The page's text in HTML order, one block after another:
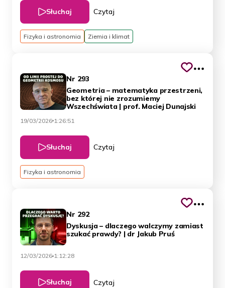
Słuchaj Czytaj
Fizyka i astronomia Ziemia i klimat
Nr 293
Geometria – matematyka przestrzeni,
bez której nie zrozumiemy
Wszechświata | prof. Maciej Dunajski
19/03/2026 1:26:51
Słuchaj Czytaj
Fizyka i astronomia
Nr 292
Dyskusja – dlaczego walczymy zamiast
szukać prawdy? | dr Jakub Pruś
12/03/2026 1:12:28
Słuchaj Czytaj